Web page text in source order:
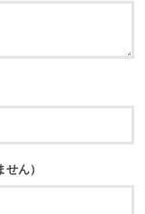
ん）